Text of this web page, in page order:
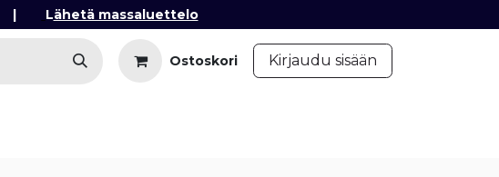
| Lähetä massaluettelo​
Ostoskori Kirjaudu sisään